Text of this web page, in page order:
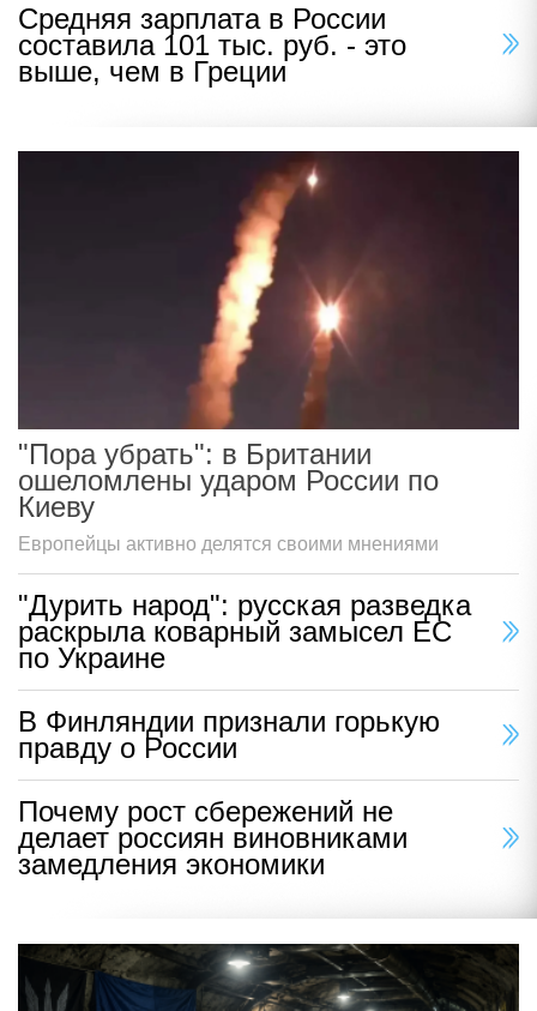
Средняя зарплата в России
составила 101 тыс. руб. - это
выше, чем в Греции
"Пора убрать": в Британии
ошеломлены ударом России по
Киеву
Европейцы активно делятся своими мнениями
"Дурить народ": русская разведка
раскрыла коварный замысел ЕС
по Украине
В Финляндии признали горькую
правду о России
Почему рост сбережений не
делает россиян виновниками
замедления экономики